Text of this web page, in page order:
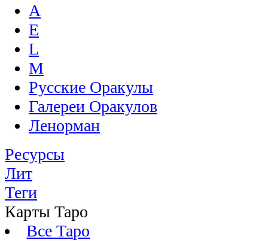
A
E
L
M
Русские Оракулы
Галереи Оракулов
Ленорман
Ресурсы
Лит
Теги
Карты Таро
Все Таро